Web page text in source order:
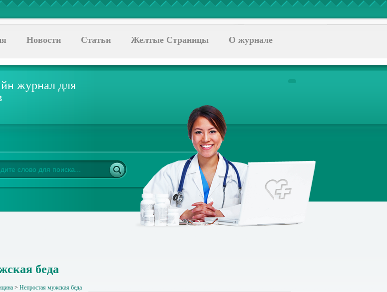
Новости Статьи Желтые Страницы О журнале
журнал для
беда
> Непростая мужская беда